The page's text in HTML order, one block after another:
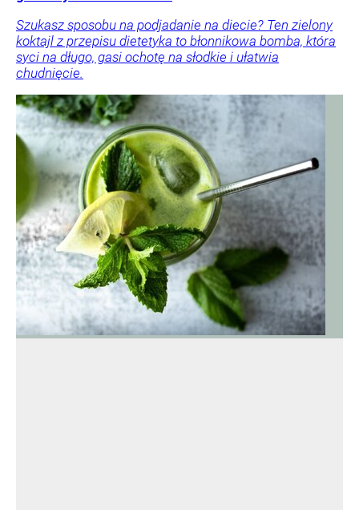
Szukasz sposobu na podjadanie na diecie? Ten zielony
koktajl z przepisu dietetyka to błonnikowa bomba, która
syci na długo, gasi ochotę na słodkie i ułatwia
chudnięcie.